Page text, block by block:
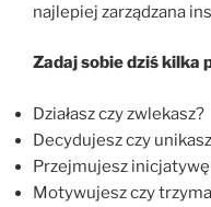
najlepiej zarządzana
Zadaj sobie dziś kilka
Działasz czy zwlekasz?
Decydujesz czy
Przejmujesz inicjatywę
Motywujesz czy